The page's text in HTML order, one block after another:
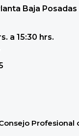
Baja Posadas
a 15:30 hrs.
Profesional